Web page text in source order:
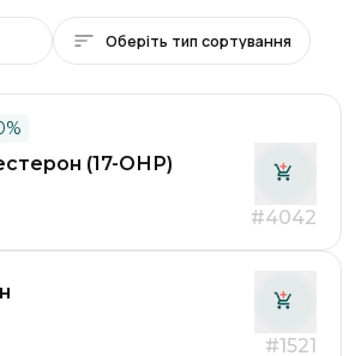
Оберіть тип сортування
%
(17-ОНР)
#4042
#1521